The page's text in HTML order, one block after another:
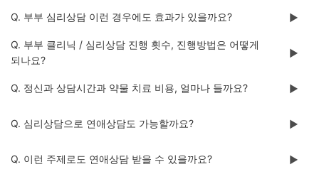
Q. 부부 심리상담 이런 경우에도 효과가 있을까요? ▶️
Q. 부부 클리닉 / 심리상담 진행 횟수, 진행방법은 어떻게
되나요?
▶️
Q. 정신과 상담시간과 약물 치료 비용, 얼마나 들까요? ▶️
Q. 심리상담으로 연애상담도 가능할까요? ▶️
Q. 이런 주제로도 연애상담 받을 수 있을까요? ▶️